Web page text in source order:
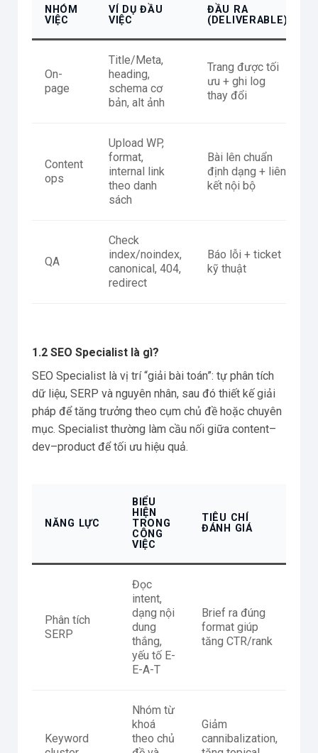
NHÓM
VIỆC
VÍ DỤ ĐẦU
VIỆC
ĐẦU RA
(DELIVERABLE)
On-
page
Title/Meta,
heading,
schema cơ
bản, alt ảnh
Trang được tối
ưu + ghi log
thay đổi
Content
ops
Upload WP,
format,
internal link
theo danh
sách
Bài lên chuẩn
định dạng + liên
kết nội bộ
QA
Check
index/noindex,
canonical, 404,
redirect
Báo lỗi + ticket
kỹ thuật
1.2 SEO Specialist là gì?
SEO Specialist là vị trí “giải bài toán”: tự phân tích
dữ liệu, SERP và nguyên nhân, sau đó thiết kế giải
pháp để tăng trưởng theo cụm chủ đề hoặc chuyên
mục. Specialist thường làm cầu nối giữa content–
dev–product để tối ưu hiệu quả.
NĂNG LỰC
BIỂU
HIỆN
TRONG
CÔNG
VIỆC
TIÊU CHÍ
ĐÁNH GIÁ
Phân tích
SERP
Đọc
intent,
dạng nội
dung
thắng,
yếu tố E-
E-A-T
Brief ra đúng
format giúp
tăng CTR/rank
Keyword
Nhóm từ
khoá
theo chủ
Giảm
cannibalization,